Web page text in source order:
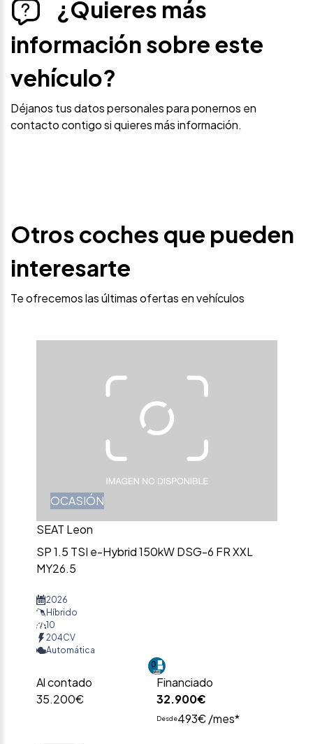
¿Quieres más
información sobre este
vehículo?
Déjanos tus datos personales para ponernos en
contacto contigo si quieres más información.
Otros coches que pueden
interesarte
Te ofrecemos las últimas ofertas en vehículos
OCASIÓN
SEAT Leon
SP 1.5 TSI e-Hybrid 150kW DSG-6 FR XXL
MY26.5
2026
Híbrido
10
204CV
Automática
Al contado
35.200€
Financiado
32.900€
Desde493€ /mes*